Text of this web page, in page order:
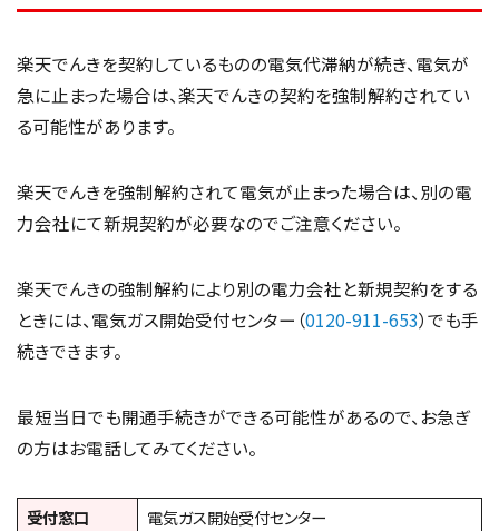
楽天でんきを契約しているものの電気代滞納が続き、電気が
急に止まった場合は、楽天でんきの契約を強制解約されてい
る可能性があります。
楽天でんきを強制解約されて電気が止まった場合は、別の電
力会社にて新規契約が必要なのでご注意ください。
楽天でんきの強制解約により別の電力会社と新規契約をする
ときには、電気ガス開始受付センター（0120-911-653）でも手
続きできます。
最短当日でも開通手続きができる可能性があるので、お急ぎ
の方はお電話してみてください。
受付窓口
電気ガス開始受付センター